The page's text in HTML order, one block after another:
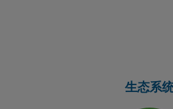
生态系